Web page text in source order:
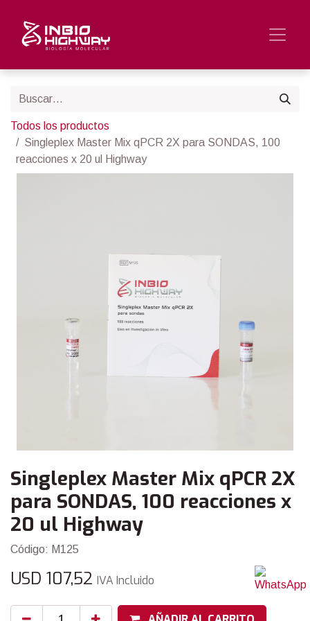
Todos los productos
Singleplex Master Mix qPCR 2X para SONDAS, 100
reacciones x 20 ul Highway
Singleplex Master Mix qPCR 2X
para SONDAS, 100 reacciones x
20 ul Highway
Código: M125
USD 107,52 IVA Incluido